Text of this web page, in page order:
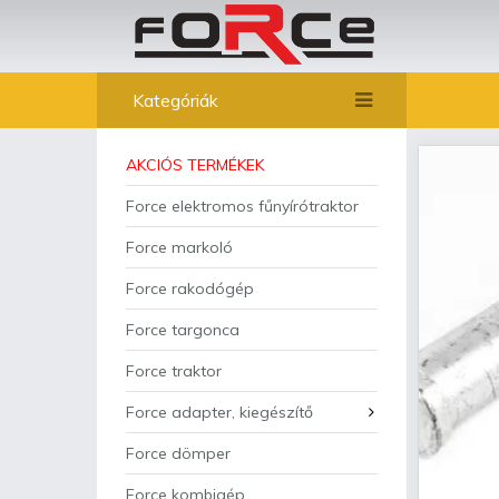
Kategóriák
AKCIÓS TERMÉKEK
Force elektromos fűnyírótraktor
Force markoló
Force rakodógép
Force targonca
Force traktor
Force adapter, kiegészítő
Force dömper
Force kombigép